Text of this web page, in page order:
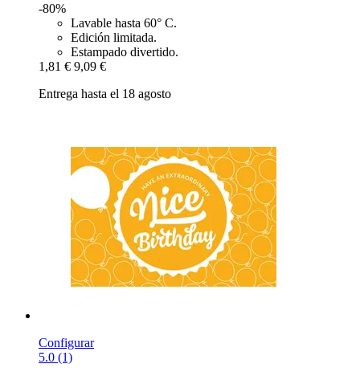
-80%
Lavable hasta 60° C.
Edición limitada.
Estampado divertido.
1,81 € 9,09 €
Entrega hasta el 18 agosto
Configurar
5.0 (1)